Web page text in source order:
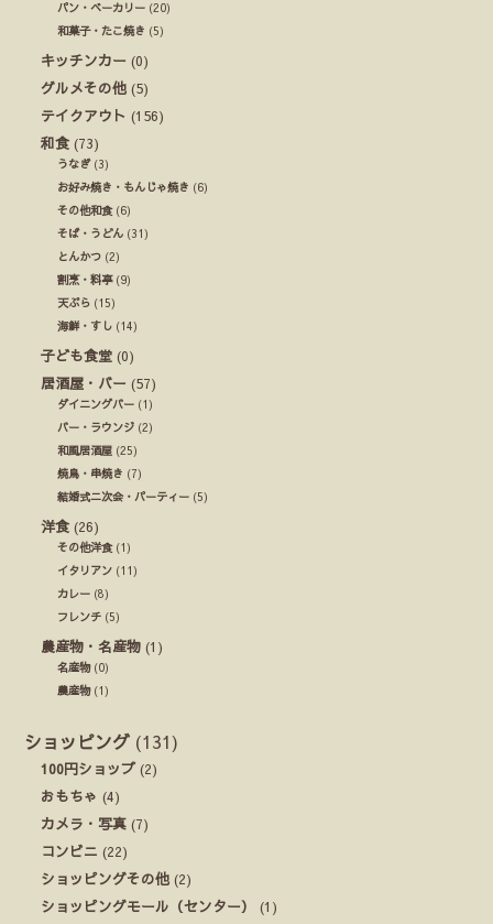
パン・ベーカリー (20)
和菓子・たこ焼き (5)
キッチンカー (0)
グルメその他 (5)
テイクアウト (156)
和食 (73)
うなぎ(3)
お好み焼き・もんじゃ焼き (6)
その他和食(6)
そば・うどん (31)
とんかつ (2)
割烹・料亭(9)
天ぷら (15)
海鮮・すし (14)
子ども食堂 (0)
居酒屋・バー (57)
ダイニングバー (1)
バー・ラウンジ (2)
和風居酒屋 (25)
焼鳥・串焼き (7)
結婚式ニ次会・パーティー (5)
洋食 (26)
その他洋食(1)
イタリアン (11)
カレー (8)
フレンチ (5)
農産物・名産物 (1)
名産物(0)
農産物(1)
ショッピング (131)
100円ショップ (2)
おもちゃ (4)
カメラ・写真 (7)
コンビニ (22)
ショッピングその他 (2)
ショッピングモール（センター）
(1)